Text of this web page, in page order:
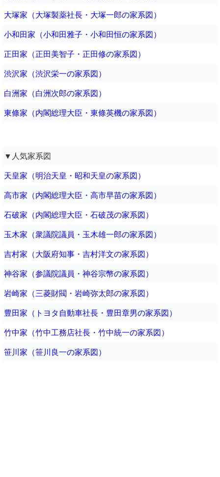
大塚家（大塚製薬社長・大塚一郎の家系図）
小和田家（小和田雅子・小和田恒の家系図）
正田家（正田美智子・正田修の家系図）
渋沢家（渋沢栄一の家系図）
白洲家（白洲次郎の家系図）
東條家（内閣総理大臣・東條英機の家系図）
▼人気家系図
天皇家（明治天皇・昭和天皇の家系図）
高市家（内閣総理大臣・高市早苗の家系図）
石破家（内閣総理大臣・石破茂の家系図）
玉木家（衆議院議員・玉木雄一郎の家系図）
吉村家（大阪府知事・吉村洋文の家系図）
神谷家（参議院議員・神谷宗幣の家系図）
岩崎家（三菱財閥・岩崎弥太郎の家系図）
豊田家（トヨタ自動車社長・豊田章男の家系図）
竹中家（竹中工務店社長・竹中統一の家系図）
笹川家（笹川良一の家系図）